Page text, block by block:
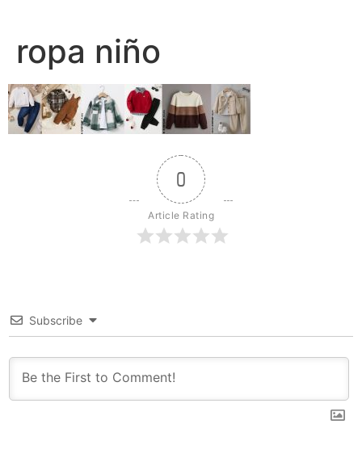
contenido
ropa niño
0
Article Rating
Subscribe